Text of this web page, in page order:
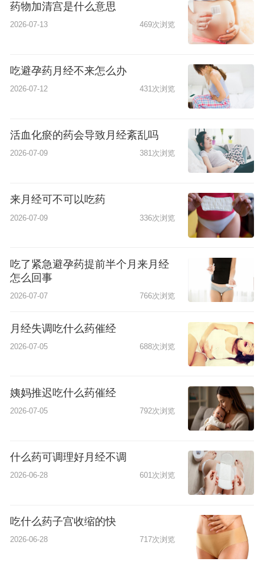
药物加清宫是什么意思
2026-07-13 469次浏览
吃避孕药月经不来怎么办
2026-07-12 431次浏览
活血化瘀的药会导致月经紊乱吗
2026-07-09 381次浏览
来月经可不可以吃药
2026-07-09 336次浏览
吃了紧急避孕药提前半个月来月经
怎么回事
2026-07-07 766次浏览
月经失调吃什么药催经
2026-07-05 688次浏览
姨妈推迟吃什么药催经
2026-07-05 792次浏览
什么药可调理好月经不调
2026-06-28 601次浏览
吃什么药子宫收缩的快
2026-06-28 717次浏览